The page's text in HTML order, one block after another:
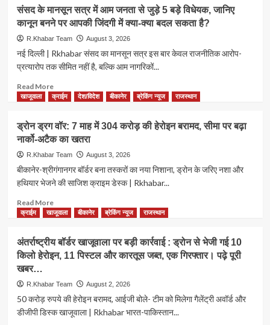
हेरोइन
और
विदेशी
की
तस्करी
नेटवर्क,
पाकिस्तान-
तक
जुड़े
की
नई
साजिश?
महिलाओं
जरिए
सेल
की
आशंका,
जयपुर
के
बाद
तेज
संसद के मानसून सत्र में आम जनता से जुड़े 5 बड़े विधेयक, जानिए
कानून बनने पर आपकी जिंदगी में क्या-क्या बदल सकता है?
R.Khabar Team August 3, 2026
नई दिल्ली | Rkhabar संसद का मानसून सत्र इस बार केवल राजनीतिक आरोप-
प्रत्यारोप तक सीमित नहीं है, बल्कि आम नागरिकों...
Read MoreRead
more
संसद
के
मानसून
सत्र
में
आम
जनता
जुड़े
विधेयक,
जानिए
आपकी
जिंदगी
खाजूवाला क्राईम देश/विदेश बीकानेर ब्रेकिंग न्यूज राजस्थान
ड्रोन ड्रग वॉर: 7 माह में 304 करोड़ की हेरोइन बरामद, सीमा पर बढ़ा
नार्को-अटैक का खतरा
R.Khabar Team August 3, 2026
बीकानेर-श्रीगंगानगर बॉर्डर बना तस्करों का नया निशाना, ड्रोन के जरिए नशा और
हथियार भेजने की साजिश क्राइम डेस्क | Rkhabar...
Read MoreRead
more
ड्रोन
ड्रग
वॉर:
माह
304
करोड़
क्राईम खाजूवाला बीकानेर ब्रेकिंग न्यूज राजस्थान
अंतर्राष्ट्रीय बॉर्डर खाजूवाला पर बड़ी कार्रवाई : ड्रोन से भेजी गई 10
किलो हेरोइन, 11 पिस्टल और कारतूस जब्त, एक गिरफ्तार। पढ़े पूरी
खबर…
R.Khabar Team August 2, 2026
50 करोड़ रुपये की हेरोइन बरामद, आईजी बोले- टीम को मिलेगा गैलेंट्री अवॉर्ड और
डीजीपी डिस्क खाजूवाला | Rkhabar भारत-पाकिस्तान...